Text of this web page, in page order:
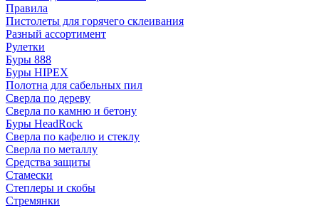
Правила
Пистолеты для горячего склеивания
Разный ассортимент
Рулетки
Буры 888
Буры HIPEX
Полотна для сабельных пил
Сверла по дереву
Сверла по камню и бетону
Буры HeadRock
Сверла по кафелю и стеклу
Сверла по металлу
Средства защиты
Стамески
Степлеры и скобы
Стремянки